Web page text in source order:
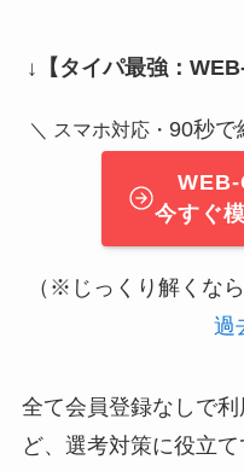
↓ 【タイパ最強：
＼ スマホ対応・ 90秒で
今すぐ
（※じっくり解くな
過
全て会員登録なしで
ど、選考対策に役立